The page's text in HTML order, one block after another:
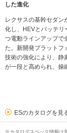
した進化
レクサスの基幹セダン
化し、HEVとバッテリ
つ電動ラインアップで
た。新開発プラットフ
技術の強化により、静
が一段と高められ、
ESのカタログを見